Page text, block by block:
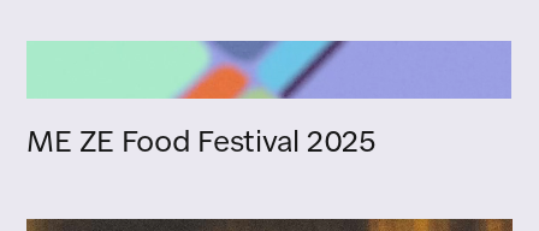
ME ZE Food Festival 2025